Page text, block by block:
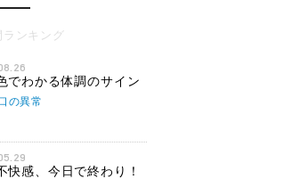
ランキング
でわかる体調のサイン
の異常
快感、今日で終わり！